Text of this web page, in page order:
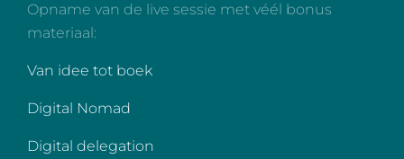
Opname van de live sessie met véél bonus
materiaal:
Van idee tot boek
Digital Nomad
Digital delegation